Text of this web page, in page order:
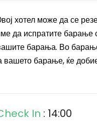
хотел може да се
да испратите барање
барања. Во
вашето барање, ќе
In : 14:00